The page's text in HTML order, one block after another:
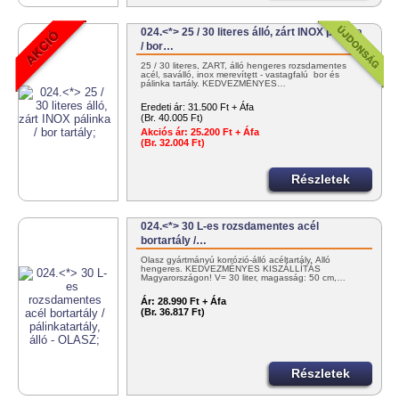
024.<*> 25 / 30 literes álló, zárt INOX pálinka
/ bor…
25 / 30 literes, ZÁRT, álló hengeres rozsdamentes
acél, saválló, inox merevített - vastagfalú bor és
pálinka tartály. KEDVEZMÉNYES…
Eredeti ár: 31.500 Ft + Áfa
(Br. 40.005 Ft)
Akciós ár: 25.200 Ft + Áfa
(Br. 32.004 Ft)
Részletek
024.<*> 30 L-es rozsdamentes acél
bortartály /…
Olasz gyártmányú korrózió-álló acéltartály. Álló
hengeres. KEDVEZMÉNYES KISZÁLLÍTÁS
Magyarországon! V= 30 liter, magasság: 50 cm,…
Ár: 28.990 Ft + Áfa
(Br. 36.817 Ft)
Részletek